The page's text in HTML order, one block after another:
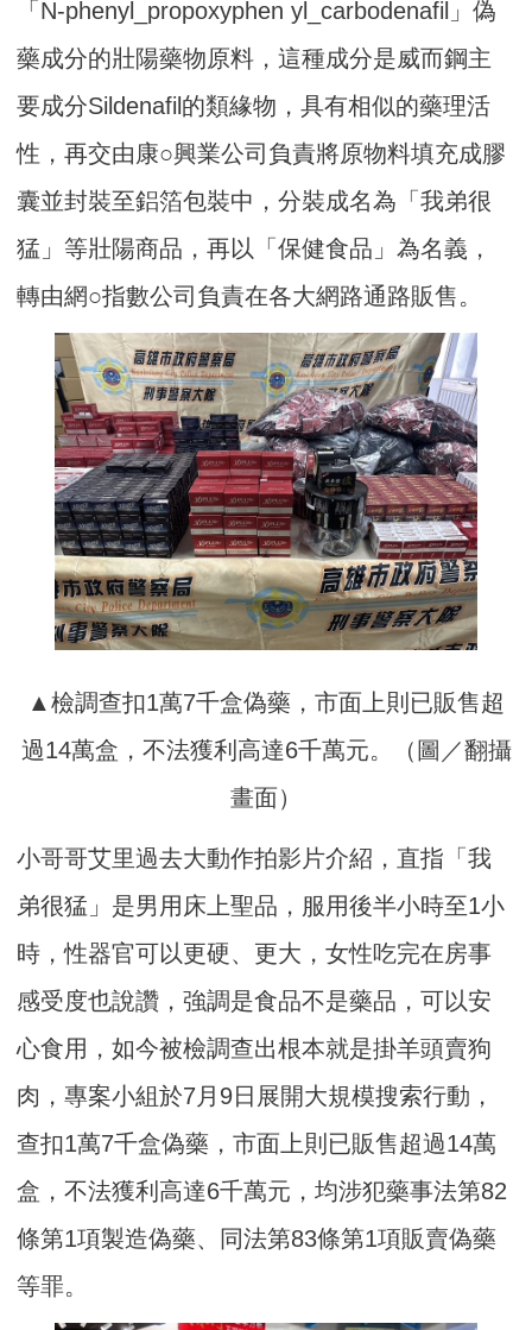
「N-phenyl_propoxyphen yl_carbodenafil」偽
藥成分的壯陽藥物原料，這種成分是威而鋼主
要成分Sildenafil的類緣物，具有相似的藥理活
性，再交由康○興業公司負責將原物料填充成膠
囊並封裝至鋁箔包裝中，分裝成名為「我弟很
猛」等壯陽商品，再以「保健食品」為名義，
轉由網○指數公司負責在各大網路通路販售。
▲檢調查扣1萬7千盒偽藥，市面上則已販售超
過14萬盒，不法獲利高達6千萬元。（圖／翻攝
畫面）
小哥哥艾里過去大動作拍影片介紹，直指「我
弟很猛」是男用床上聖品，服用後半小時至1小
時，性器官可以更硬、更大，女性吃完在房事
感受度也說讚，強調是食品不是藥品，可以安
心食用，如今被檢調查出根本就是掛羊頭賣狗
肉，專案小組於7月9日展開大規模搜索行動，
查扣1萬7千盒偽藥，市面上則已販售超過14萬
盒，不法獲利高達6千萬元，均涉犯藥事法第82
條第1項製造偽藥、同法第83條第1項販賣偽藥
等罪。